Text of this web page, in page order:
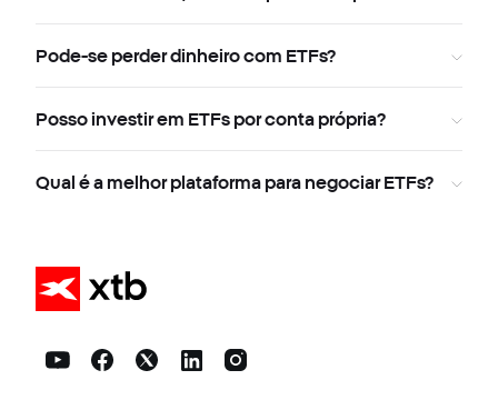
Pode-se perder dinheiro com ETFs?
Posso investir em ETFs por conta própria?
Qual é a melhor plataforma para negociar ETFs?